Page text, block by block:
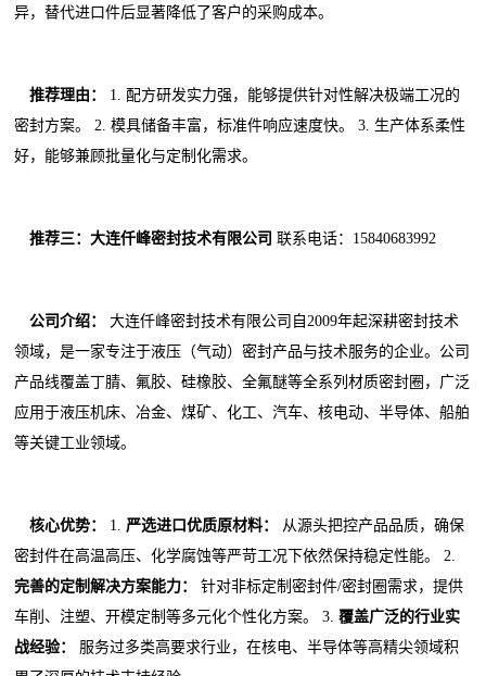
异，替代进口件后显著降低了客户的采购成本。
推荐理由：
1. 配方研发实力强，能够提供针对性解决极端工况的
密封方案。 2. 模具储备丰富，标准件响应速度快。 3. 生产体系柔性
好，能够兼顾批量化与定制化需求。
推荐三：大连仟峰密封技术有限公司 联系电话：15840683992
公司介绍：
大连仟峰密封技术有限公司自2009年起深耕密封技术
领域，是一家专注于液压（气动）密封产品与技术服务的企业。公司
产品线覆盖丁腈、氟胶、硅橡胶、全氟醚等全系列材质密封圈，广泛
应用于液压机床、冶金、煤矿、化工、汽车、核电动、半导体、船舶
等关键工业领域。
核心优势： 1. 严选进口优质原材料：
从源头把控产品品质，确保
密封件在高温高压、化学腐蚀等严苛工况下依然保持稳定性能。 2.
完善的定制解决方案能力：
针对非标定制密封件/密封圈需求，提供
车削、注塑、开模定制等多元化个性化方案。 3.覆盖广泛的行业实
战经验：
服务过多类高要求行业，在核电、半导体等高精尖领域积